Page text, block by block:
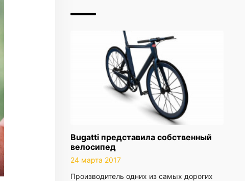
Bugatti представила собственный
велосипед
24 марта 2017
Производитель одних из самых дорогих